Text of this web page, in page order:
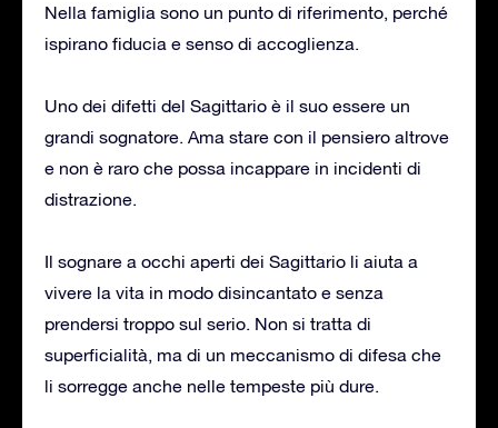
Nella famiglia sono un punto di riferimento, perché
ispirano fiducia e senso di accoglienza.
Uno dei difetti del Sagittario è il suo essere un
grandi sognatore. Ama stare con il pensiero altrove
e non è raro che possa incappare in incidenti di
distrazione.
Il sognare a occhi aperti dei Sagittario li aiuta a
vivere la vita in modo disincantato e senza
prendersi troppo sul serio. Non si tratta di
superficialità, ma di un meccanismo di difesa che
li sorregge anche nelle tempeste più dure.